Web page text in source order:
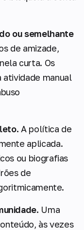
ou semelhante
de amizade,
curta. Os
manual
A política de
aplicada.
ou biografias
de
Uma
às vezes